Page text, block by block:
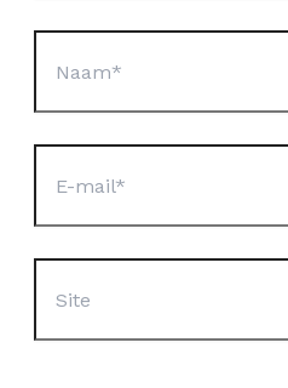
mail*